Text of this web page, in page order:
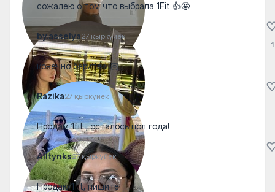
сожалею о том что выбрала 1Fit 👍🤩
by.asselya27 қыркүйек
конечно берите🤌🏻
1
Razika27 қыркүйек
Продам 1fit , осталось пол года!
Alltynks27 қыркүйек
Продаю 1fit, пишите